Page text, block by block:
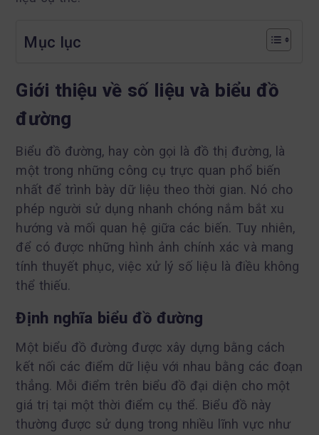
Mục lục
Giới thiệu về số liệu và biểu đồ
đường
Biểu đồ đường, hay còn gọi là đồ thị đường, là
một trong những công cụ trực quan phổ biến
nhất để trình bày dữ liệu theo thời gian. Nó cho
phép người sử dụng nhanh chóng nắm bắt xu
hướng và mối quan hệ giữa các biến. Tuy nhiên,
để có được những hình ảnh chính xác và mang
tính thuyết phục, việc xử lý số liệu là điều không
thể thiếu.
Định nghĩa biểu đồ đường
Một biểu đồ đường được xây dựng bằng cách
kết nối các điểm dữ liệu với nhau bằng các đoạn
thẳng. Mỗi điểm trên biểu đồ đại diện cho một
giá trị tại một thời điểm cụ thể. Biểu đồ này
thường được sử dụng trong nhiều lĩnh vực như